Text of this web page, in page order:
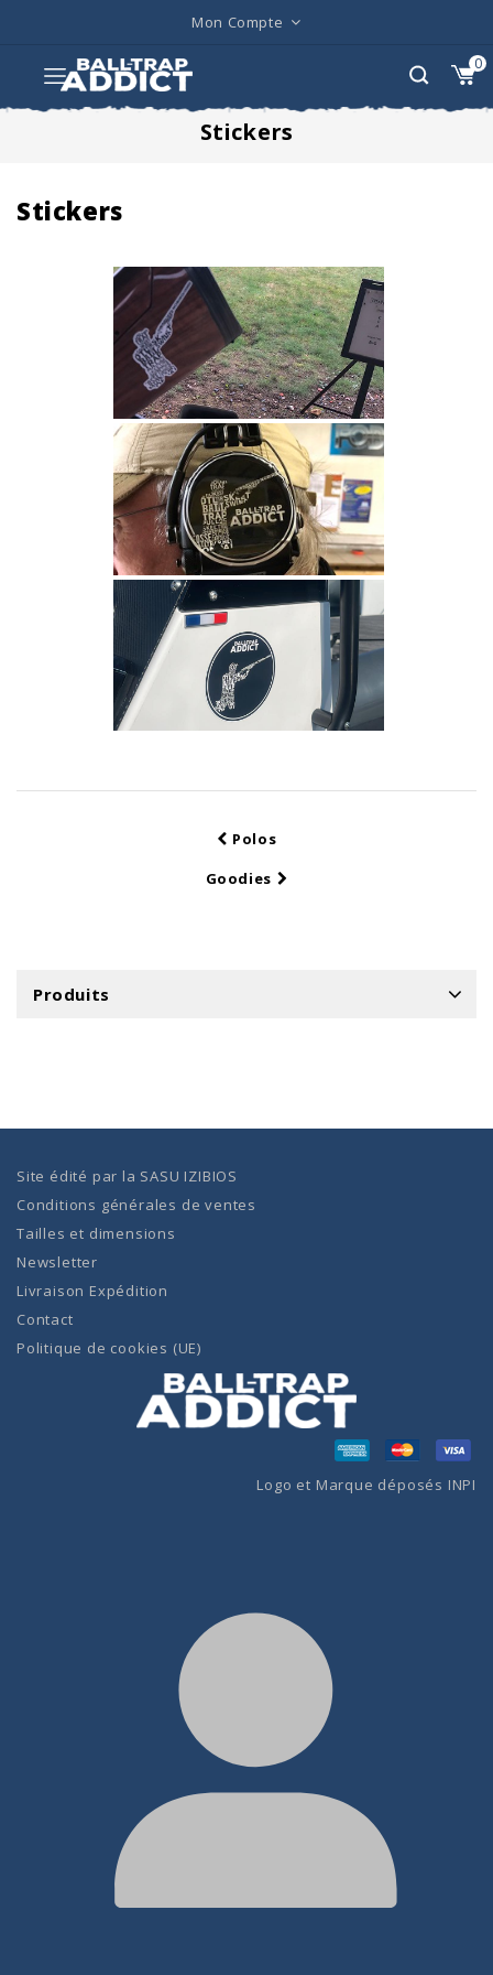
Mon Compte
0
Stickers
Stickers
Polos
Goodies
Produits
Site édité par la SASU IZIBIOS
Conditions générales de ventes
Tailles et dimensions
Newsletter
Livraison Expédition
Contact
Politique de cookies (UE)
Logo et Marque déposés INPI